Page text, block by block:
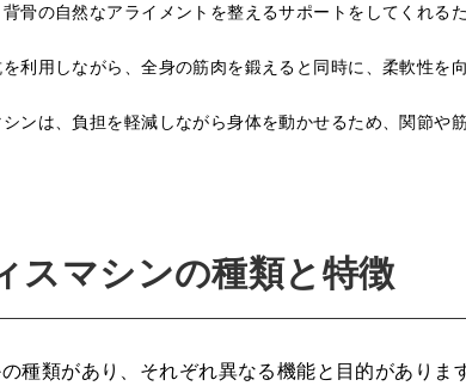
骨の自然なアライメントを整えるサポートをしてくれる
を利用しながら、全身の筋肉を鍛えると同時に、柔軟性を
シンは、負担を軽減しながら身体を動かせるため、関節や
スマシンの種類と特徴
種類があり、それぞれ異なる機能と目的があり